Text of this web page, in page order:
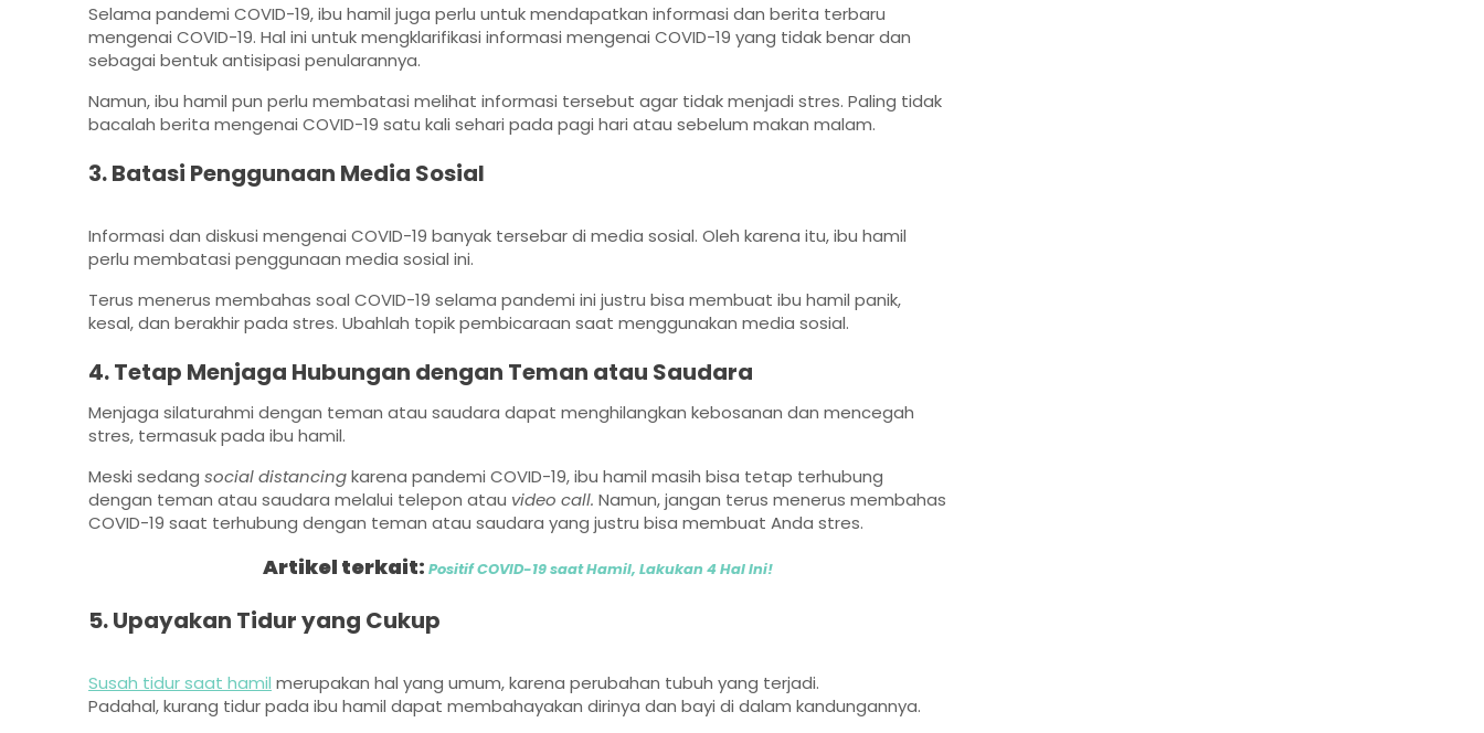
Selama pandemi COVID-19, ibu hamil juga perlu untuk mendapatkan informasi dan berita terbaru
mengenai COVID-19. Hal ini untuk mengklarifikasi informasi mengenai COVID-19 yang tidak benar dan
sebagai bentuk antisipasi penularannya.
Namun, ibu hamil pun perlu membatasi melihat informasi tersebut agar tidak menjadi stres. Paling tidak
bacalah berita mengenai COVID-19 satu kali sehari pada pagi hari atau sebelum makan malam.
3. Batasi Penggunaan Media Sosial
Informasi dan diskusi mengenai COVID-19 banyak tersebar di media sosial. Oleh karena itu, ibu hamil
perlu membatasi penggunaan media sosial ini.
Terus menerus membahas soal COVID-19 selama pandemi ini justru bisa membuat ibu hamil panik,
kesal, dan berakhir pada stres. Ubahlah topik pembicaraan saat menggunakan media sosial.
4. Tetap Menjaga Hubungan dengan Teman atau Saudara
Menjaga silaturahmi dengan teman atau saudara dapat menghilangkan kebosanan dan mencegah
stres, termasuk pada ibu hamil.
Meski sedang social distancingkarena pandemi COVID-19, ibu hamil masih bisa tetap terhubung
dengan teman atau saudara melalui telepon atau video call. Namun, jangan terus menerus membahas
COVID-19 saat terhubung dengan teman atau saudara yang justru bisa membuat Anda stres.
Artikel terkait:Positif COVID-19 saat Hamil, Lakukan 4 Hal Ini!
5. Upayakan Tidur yang Cukup
Susah tidur saat hamil merupakan hal yang umum, karena perubahan tubuh yang terjadi.
Padahal, kurang tidur pada ibu hamil dapat membahayakan dirinya dan bayi di dalam kandungannya.